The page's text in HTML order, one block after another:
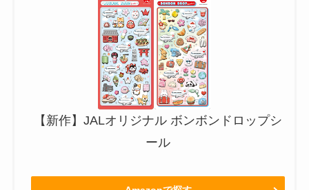
【新作】JALオリジナル ボンボンドロップシ
ール